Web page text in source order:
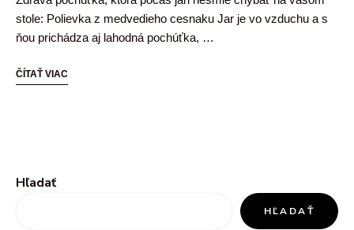
stole: Polievka z medvedieho cesnaku Jar je vo vzduchu a s
ňou prichádza aj lahodná pochúťka, …
ČÍTAŤ VIAC
Hľadať
HĽADAŤ